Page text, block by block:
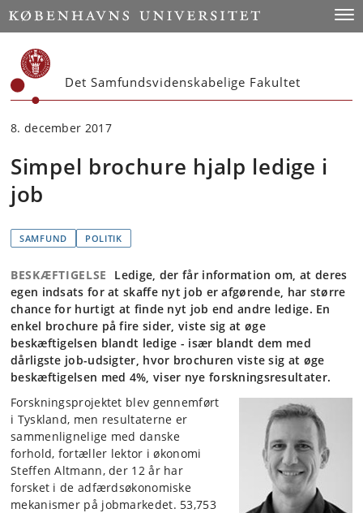
Start
Det Samfundsvidenskabelige Fakultet
8. december 2017
Simpel brochure hjalp ledige i
job
SAMFUND POLITIK
BESKÆFTIGELSE
Ledige, der får information om, at deres
egen indsats for at skaffe nyt job er afgørende, har større
chance for hurtigt at finde nyt job end andre ledige. En
enkel brochure på fire sider, viste sig at øge
beskæftigelsen blandt ledige - især blandt dem med
dårligste job-udsigter, hvor brochuren viste sig at øge
beskæftigelsen med 4%, viser nye forskningsresultater.
Forskningsprojektet blev gennemført
i Tyskland, men resultaterne er
sammenlignelige med danske
forhold, fortæller lektor i økonomi
Steffen Altmann, der 12 år har
forsket i de adfærdsøkonomiske
mekanismer på jobmarkedet. 53,753